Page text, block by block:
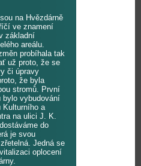
na Hvězdárně
ve znamení
základní
areálu.
probíhala tak
už proto, že se
či úpravy
že byla
stromů. První
bylo vybudování
Kulturního a
na ulici J. K.
do
je svou
Jedná se
oplocení